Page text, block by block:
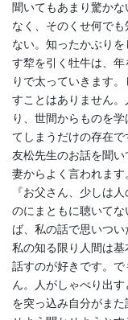
聞いてもあまり驚か
なく、そのくせ何で
ない。知ったかぶり
す犂を引く牡牛は、
りで太っていきます
すことはありません
り、世間からものを
てしまうだけの存在
友松先生のお話を聞
妻からよく言われます
『お父さん、少しは
のにまともに聴いて
ば、私の話で思いつい
私の知る限り人間は
話すのが好きです。
ん。人がしゃべり出
を突っ込み自分がま